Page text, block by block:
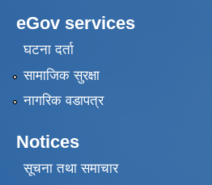
eGov services
घटना दर्ता
सामाजिक सुरक्षा
नागरिक वडापत्र
Notices
सूचना तथा समाचार